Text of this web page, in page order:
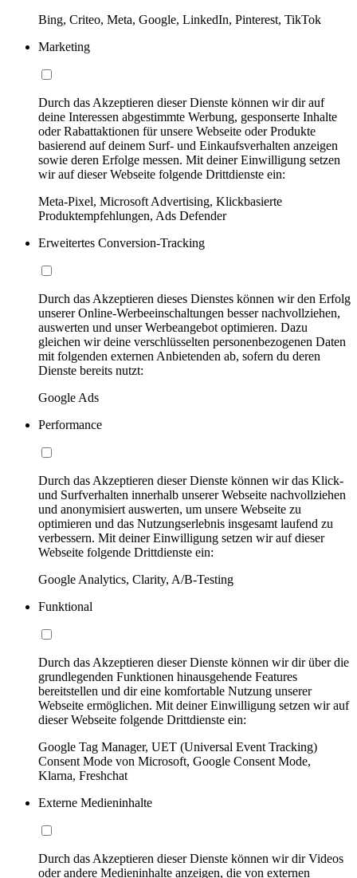
Bing, Criteo, Meta, Google, LinkedIn, Pinterest, TikTok
Marketing
Durch das Akzeptieren dieser Dienste können wir dir auf
deine Interessen abgestimmte Werbung, gesponserte Inhalte
oder Rabattaktionen für unsere Webseite oder Produkte
basierend auf deinem Surf- und Einkaufsverhalten anzeigen
sowie deren Erfolge messen. Mit deiner Einwilligung setzen
wir auf dieser Webseite folgende Drittdienste ein:
Meta-Pixel, Microsoft Advertising, Klickbasierte
Produktempfehlungen, Ads Defender
Erweitertes Conversion-Tracking
Durch das Akzeptieren dieses Dienstes können wir den Erfolg
unserer Online-Werbeeinschaltungen besser nachvollziehen,
auswerten und unser Werbeangebot optimieren. Dazu
gleichen wir deine verschlüsselten personenbezogenen Daten
mit folgenden externen Anbietenden ab, sofern du deren
Dienste bereits nutzt:
Google Ads
Performance
Durch das Akzeptieren dieser Dienste können wir das Klick-
und Surfverhalten innerhalb unserer Webseite nachvollziehen
und anonymisiert auswerten, um unsere Webseite zu
optimieren und das Nutzungserlebnis insgesamt laufend zu
verbessern. Mit deiner Einwilligung setzen wir auf dieser
Webseite folgende Drittdienste ein:
Google Analytics, Clarity, A/B-Testing
Funktional
Durch das Akzeptieren dieser Dienste können wir dir über die
grundlegenden Funktionen hinausgehende Features
bereitstellen und dir eine komfortable Nutzung unserer
Webseite ermöglichen. Mit deiner Einwilligung setzen wir auf
dieser Webseite folgende Drittdienste ein:
Google Tag Manager, UET (Universal Event Tracking)
Consent Mode von Microsoft, Google Consent Mode,
Klarna, Freshchat
Externe Medieninhalte
Durch das Akzeptieren dieser Dienste können wir dir Videos
oder andere Medieninhalte anzeigen, die von externen